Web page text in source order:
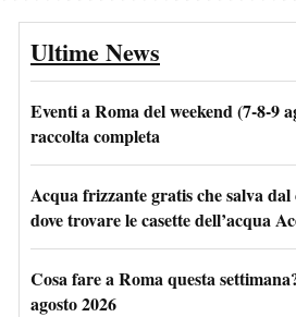
Ultime News
Eventi a Roma del weekend (7-8-9
raccolta completa
Acqua frizzante gratis che salva dal
dove trovare le casette dell’acqua
Cosa fare a Roma questa
agosto 2026